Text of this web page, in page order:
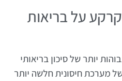
על בריאות
יותר של סיכון בריאותי
מערכת חיסונית חלשה יותר